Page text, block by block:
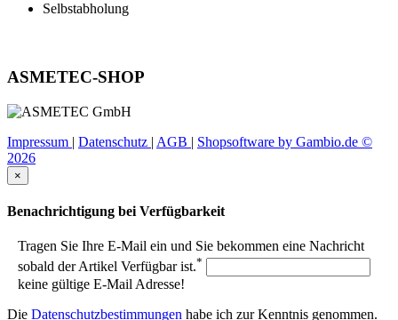
Selbstabholung
ASMETEC-SHOP
Impressum | Datenschutz | AGB | Shopsoftware by Gambio.de ©
2026
×
Benachrichtigung bei Verfügbarkeit
Tragen Sie Ihre E-Mail ein und Sie bekommen eine Nachricht
sobald der Artikel Verfügbar ist.*
keine gültige E-Mail Adresse!
Die Datenschutzbestimmungen habe ich zur Kenntnis genommen.